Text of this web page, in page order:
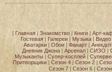
[ Главная| Знакомство| Книги| Арт-
Гостевая | Галереи | Музыка | Видео
Аватарки | Обои | Фанарт |
Дневник Джона| Арсенал| СИЗО |
Музыканты | Супер-косплей |
Притворщики | Сезон 4 | Сезон 2 |
Сезон 7| Сезон 6|